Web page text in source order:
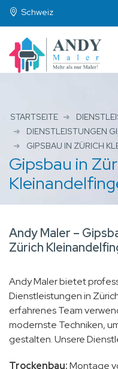
Schweiz
STARTSEITE
DIENSTLEISTUNGEN
GIPSBAU IN ZÜRICH
Gipsbau in
Andy Maler –
Zürich
Andy Maler bietet
Dienstleistungen in
erfahrenes Team
modernste Techniken,
gestalten. Unsere
Trockenbau:Montage